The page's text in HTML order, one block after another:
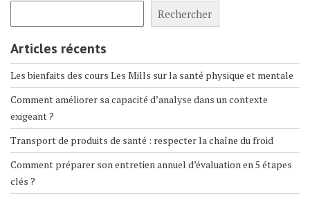
Rechercher
Articles récents
Les bienfaits des cours Les Mills sur la santé physique et mentale
Comment améliorer sa capacité d’analyse dans un contexte
exigeant ?
Transport de produits de santé : respecter la chaîne du froid
Comment préparer son entretien annuel d’évaluation en 5 étapes
clés ?